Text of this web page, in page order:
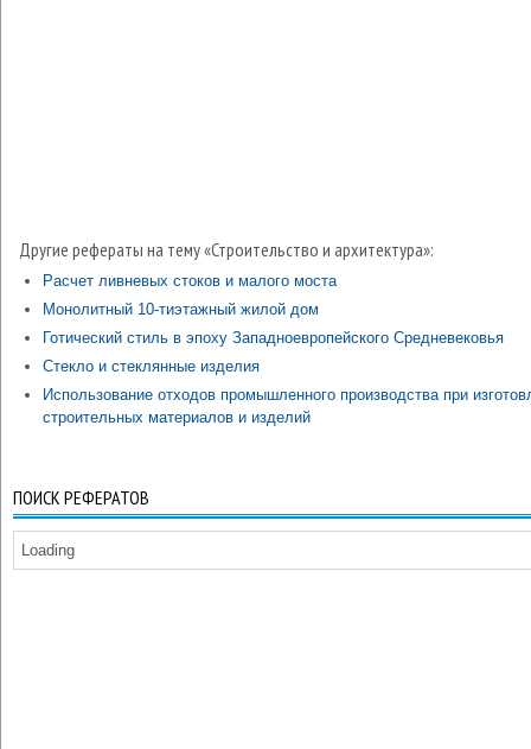
Другие рефераты на тему «Строительство и архитектура»:
Расчет ливневых стоков и малого моста
Монолитный 10-тиэтажный жилой дом
Готический стиль в эпоху Западноевропейского Средневековья
Стекло и стеклянные изделия
Использование отходов промышленного производства при
строительных материалов и изделий
ПОИСК РЕФЕРАТОВ
Loading